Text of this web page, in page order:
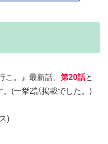
こ。』最新話、 第20話と
。(一挙2話掲載でした。)
)